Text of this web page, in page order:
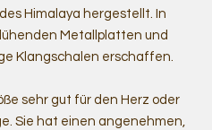
Himalaya hergestellt. In
Metallplatten und
Klangschalen erschaffen.
sehr gut für den Herz oder
Sie hat einen angenehmen,